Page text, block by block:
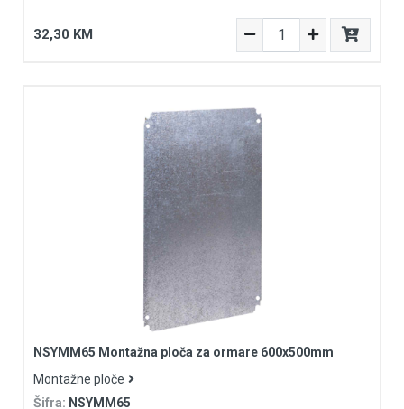
32,30 KM
NSYMM65 Montažna ploča za ormare 600x500mm
Montažne ploče
Šifra: NSYMM65